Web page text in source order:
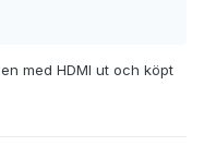
med HDMI ut och köpt